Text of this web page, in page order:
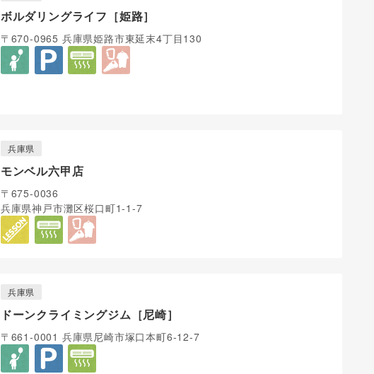
ボルダリングライフ［姫路］
〒670-0965 兵庫県姫路市東延末4丁目130
兵庫県
モンベル六甲店
〒675-0036
兵庫県神戸市灘区桜口町1-1-7
兵庫県
ドーンクライミングジム［尼崎］
〒661-0001 兵庫県尼崎市塚口本町6-12-7